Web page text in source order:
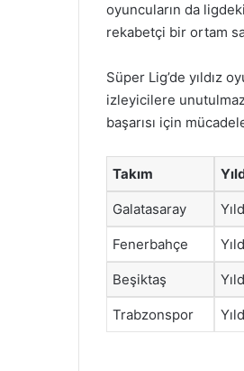
oyuncuların da
rekabetçi bir ortam
Süper Lig’de yıldız
izleyicilere
başarısı için
Takım
Galatasaray
Fenerbahçe
Beşiktaş
Trabzonspor